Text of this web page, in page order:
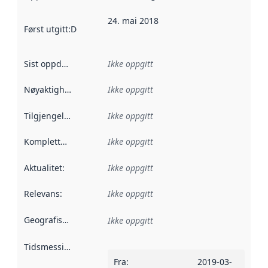
Først utgitt:Denne datoen sier når dataene i dette
24. mai 2018
Sist oppdatert Ikke oppgitt
Nøyaktighet Ikke oppgitt
Tilgjengelighet Ikke oppgitt
Kompletthet Ikke oppgitt
Aktualitet: Ikke oppgitt
Relevans: Ikke oppgitt
Geografisk avgrensning :
Ikke oppgitt
Tidsmessig avgrensning
Fra:
2019-03-